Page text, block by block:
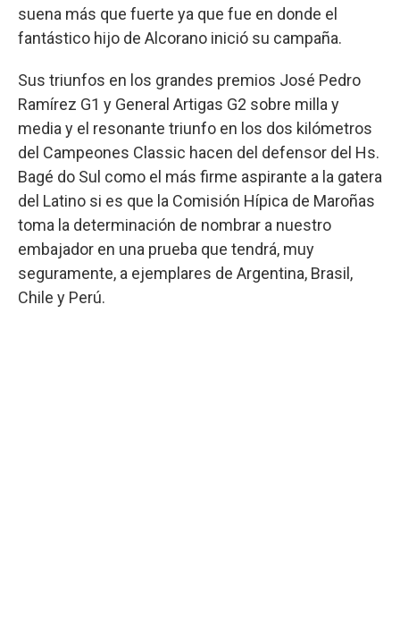
suena más que fuerte ya que fue en donde el
fantástico hijo de Alcorano inició su campaña.
Sus triunfos en los grandes premios José Pedro
Ramírez G1 y General Artigas G2 sobre milla y
media y el resonante triunfo en los dos kilómetros
del Campeones Classic hacen del defensor del Hs.
Bagé do Sul como el más firme aspirante a la gatera
del Latino si es que la Comisión Hípica de Maroñas
toma la determinación de nombrar a nuestro
embajador en una prueba que tendrá, muy
seguramente, a ejemplares de Argentina, Brasil,
Chile y Perú.